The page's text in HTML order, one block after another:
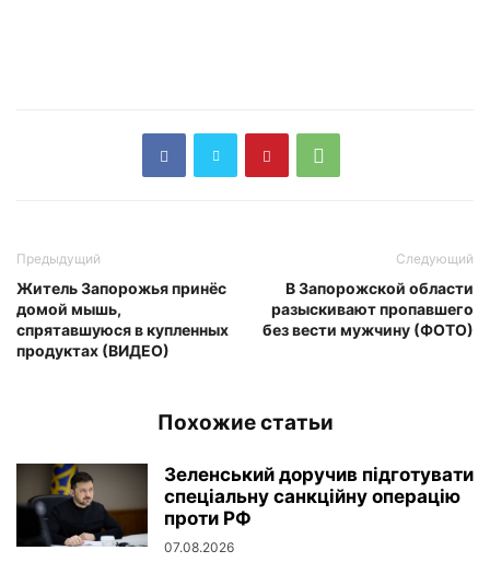
Предыдущий
Житель Запорожья принёс
домой мышь,
спрятавшуюся в купленных
продуктах (ВИДЕО)
Следующий
В Запорожской области
разыскивают пропавшего
без вести мужчину (ФОТО)
Похожие статьи
Зеленський доручив підготувати
спеціальну санкційну операцію
проти РФ
07.08.2026